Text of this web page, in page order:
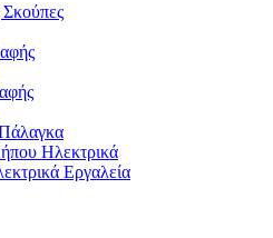
Σκούπες
Ηλεκτρικά
Εργαλεία